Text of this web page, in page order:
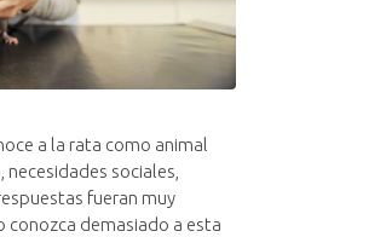
a la rata como animal
sociales,
fueran muy
conozca demasiado a esta